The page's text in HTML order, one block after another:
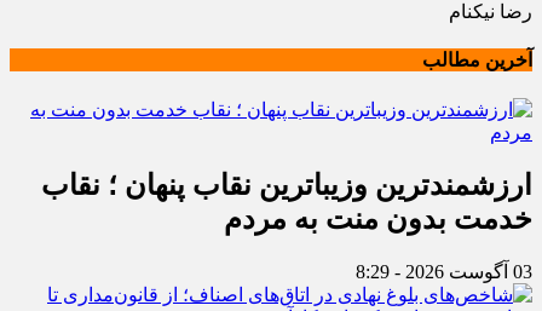
رضا نیکنام
آخرین مطالب
ارزشمندترین وزیباترین نقاب پنهان ؛ نقاب
خدمت بدون منت به مردم
03 آگوست 2026 - 8:29